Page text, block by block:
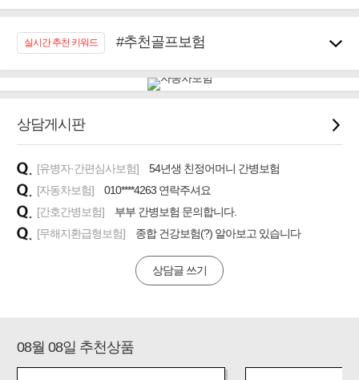
실시간 추천 키워드
#추천골프보험
#노후대비 연금재테크!
#교통사고대비 운전자보험
#무해지 건강보험
#바뀌기전에 4세대 가입
상담게시판
[유병자·간편심사보험]
54년생 친정어머니 간병보험
[자동차보험]
010****4263 연락주셔요
[간호간병보험]
부부 간병보험 문의합니다.
[무해지환급형보험]
종합 건강보험(?) 알아보고 있습니다
상담글 쓰기
08월 08일 추천상품